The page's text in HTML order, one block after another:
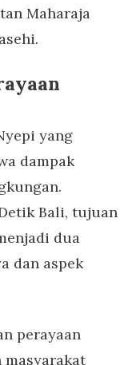
Maharaja
yang
dampak
Bali, tujuan
dua
dan aspek
perayaan